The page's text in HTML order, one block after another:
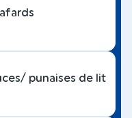
punaises de lit